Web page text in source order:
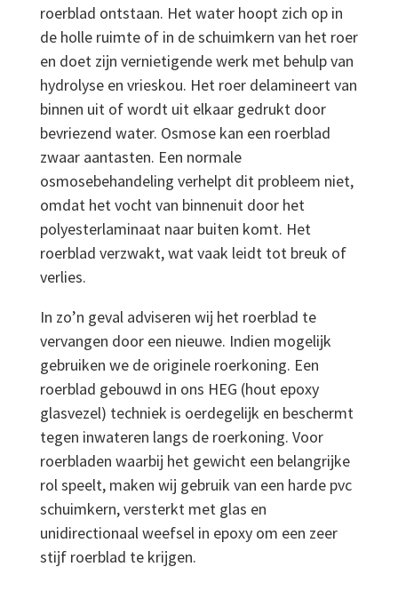
roerblad ontstaan. Het water hoopt zich op in
de holle ruimte of in de schuimkern van het roer
en doet zijn vernietigende werk met behulp van
hydrolyse en vrieskou. Het roer delamineert van
binnen uit of wordt uit elkaar gedrukt door
bevriezend water. Osmose kan een roerblad
zwaar aantasten. Een normale
osmosebehandeling verhelpt dit probleem niet,
omdat het vocht van binnenuit door het
polyesterlaminaat naar buiten komt. Het
roerblad verzwakt, wat vaak leidt tot breuk of
verlies.
In zo’n geval adviseren wij het roerblad te
vervangen door een nieuwe. Indien mogelijk
gebruiken we de originele roerkoning. Een
roerblad gebouwd in ons HEG (hout epoxy
glasvezel) techniek is oerdegelijk en beschermt
tegen inwateren langs de roerkoning. Voor
roerbladen waarbij het gewicht een belangrijke
rol speelt, maken wij gebruik van een harde pvc
schuimkern, versterkt met glas en
unidirectionaal weefsel in epoxy om een zeer
stijf roerblad te krijgen.